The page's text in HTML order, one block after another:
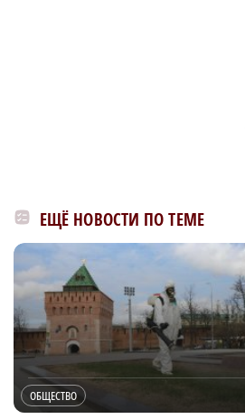
ЕЩЁ НОВОСТИ ПО ТЕМЕ
ОБЩЕСТВО